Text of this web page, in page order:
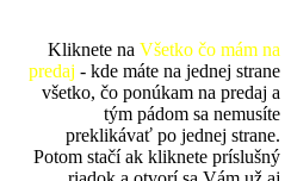
Kliknete na Všetko čo mám na
predaj - kde máte na jednej strane
všetko, čo ponúkam na predaj a
tým pádom sa nemusíte
preklikávať po jednej strane.
Potom stačí ak kliknete príslušný